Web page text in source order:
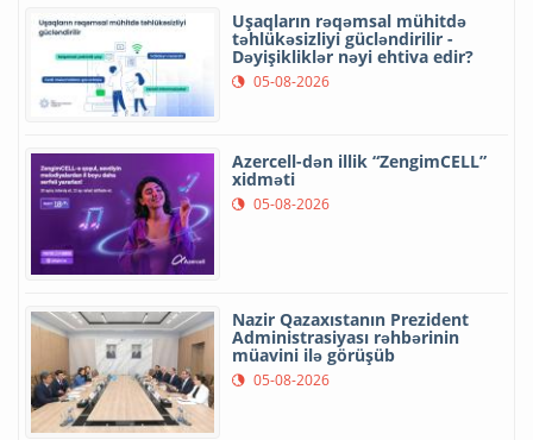
Uşaqların rəqəmsal mühitdə
təhlükəsizliyi gücləndirilir -
Dəyişikliklər nəyi ehtiva edir?
05-08-2026
Azercell-dən illik “ZengimCELL”
xidməti
05-08-2026
Nazir Qazaxıstanın Prezident
Administrasiyası rəhbərinin
müavini ilə görüşüb
05-08-2026